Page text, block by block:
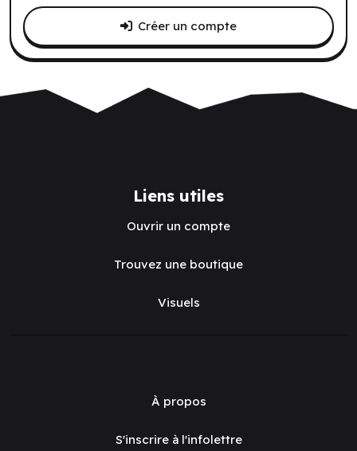
Créer un compte
Liens utiles
Ouvrir un compte
Trouvez une boutique
Visuels
À propos
S'inscrire à l'infolettre